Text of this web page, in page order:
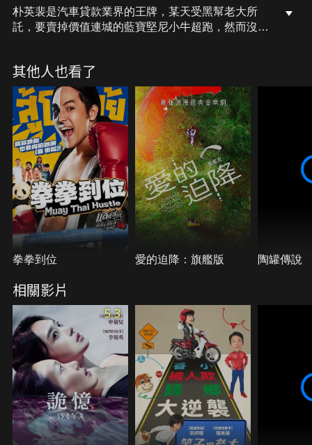
朴英裴是汽車貸款業界的王牌，某天受黑幫老大所
託，要賣掉價值連城的藍寶堅尼小牛超跑，然而沒想
過世並留下遺產的消息，而那所謂的遺產，原來只是
爸爸開計程車時所駕駛的那輛老舊汽車「斯特拉」，
在英裴的記憶裡這是一台寬敞的豪華轎車，但現在卻
破舊到連車門都打不開。他硬著頭皮開著這輛破車，
一邊逃避黑幫的追殺，一邊尋找好友和超跑的下落，
雖然有時會出狀況，但神奇的是每當被追逐時，這台
老爺車「斯特拉」竟能像跑車一樣奔馳，讓他成功逃
跑。在路程上，英裴回想起許多關於父親的回憶，逐
漸明白了父親從未說出口的真實用意。
其他人也看了
拳拳到位 愛的迫降：旗艦版 陶罐傳說
相關影片
5.3